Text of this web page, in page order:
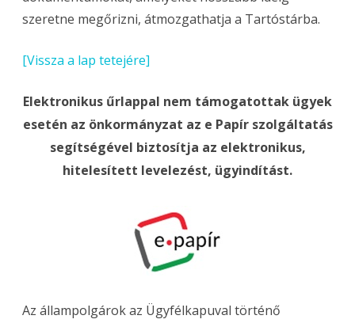
szeretne megőrizni, átmozgathatja a Tartóstárba.
[Vissza a lap tetejére]
Elektronikus űrlappal nem támogatottak ügyek
esetén az önkormányzat az e Papír szolgáltatás
segítségével biztosítja az elektronikus,
hitelesített levelezést, ügyindítást.
Az állampolgárok az Ügyfélkapuval történő